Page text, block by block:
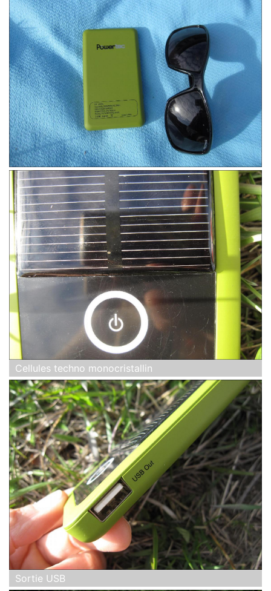
Cellules techno monocristallin
Sortie USB